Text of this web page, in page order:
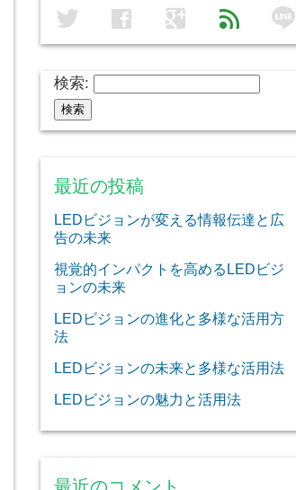
twitter facebook google feed line
検索:
最近の投稿
LEDビジョンが変える情報伝達と広
告の未来
視覚的インパクトを高めるLEDビジ
ョンの未来
LEDビジョンの進化と多様な活用方
法
LEDビジョンの未来と多様な活用法
LEDビジョンの魅力と活用法